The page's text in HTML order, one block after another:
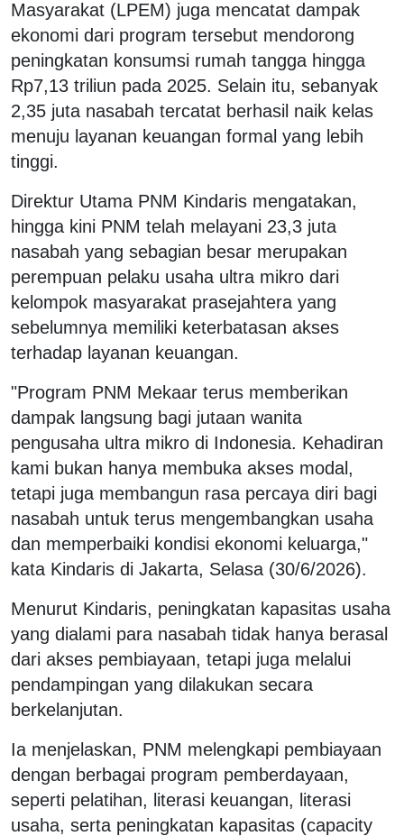
Masyarakat (LPEM) juga mencatat dampak
ekonomi dari program tersebut mendorong
peningkatan konsumsi rumah tangga hingga
Rp7,13 triliun pada 2025. Selain itu, sebanyak
2,35 juta nasabah tercatat berhasil naik kelas
menuju layanan keuangan formal yang lebih
tinggi.
Direktur Utama PNM Kindaris mengatakan,
hingga kini PNM telah melayani 23,3 juta
nasabah yang sebagian besar merupakan
perempuan pelaku usaha ultra mikro dari
kelompok masyarakat prasejahtera yang
sebelumnya memiliki keterbatasan akses
terhadap layanan keuangan.
"Program PNM Mekaar terus memberikan
dampak langsung bagi jutaan wanita
pengusaha ultra mikro di Indonesia. Kehadiran
kami bukan hanya membuka akses modal,
tetapi juga membangun rasa percaya diri bagi
nasabah untuk terus mengembangkan usaha
dan memperbaiki kondisi ekonomi keluarga,"
kata Kindaris di Jakarta, Selasa (30/6/2026).
Menurut Kindaris, peningkatan kapasitas usaha
yang dialami para nasabah tidak hanya berasal
dari akses pembiayaan, tetapi juga melalui
pendampingan yang dilakukan secara
berkelanjutan.
Ia menjelaskan, PNM melengkapi pembiayaan
dengan berbagai program pemberdayaan,
seperti pelatihan, literasi keuangan, literasi
usaha, serta peningkatan kapasitas (capacity